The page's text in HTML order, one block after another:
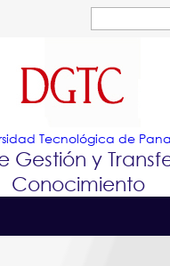
Jump to navigation
de
búsqueda
Tecnológica de
Gestión y
Conocimiento